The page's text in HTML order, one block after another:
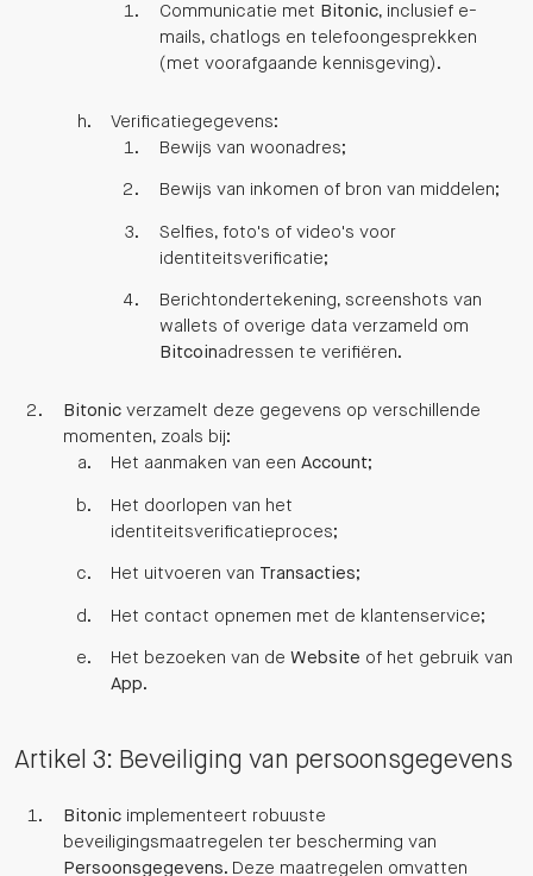
Communicatie met Bitonic, inclusief e-
mails, chatlogs en telefoongesprekken
(met voorafgaande kennisgeving).
Verificatiegegevens:
Bewijs van woonadres;
Bewijs van inkomen of bron van middelen;
Selfies, foto's of video's voor
identiteitsverificatie;
Berichtondertekening, screenshots van
wallets of overige data verzameld om
Bitcoinadressen te verifiëren.
Bitonicverzamelt deze gegevens op verschillende
momenten, zoals bij:
Het aanmaken van een Account;
Het doorlopen van het
identiteitsverificatieproces;
Het uitvoeren van Transacties;
Het contact opnemen met de klantenservice;
Het bezoeken van de Website of het gebruik van
App.
Artikel 3: Beveiliging van persoonsgegevens
Bitonicimplementeert robuuste
beveiligingsmaatregelen ter bescherming van
Persoonsgegevens. Deze maatregelen omvatten